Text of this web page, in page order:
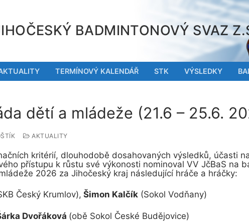
BADMINTONOVÝ SVAZ
TERMÍNOVÝ KALENDÁŘ STK VÝSLEDKY
dětí a mládeže (21.6 – 25.6.
AKTUALITY
kritérií, dlouhodobě dosahovaných výsledků, účasti
přístupu k růstu své výkonosti nominoval VV JčBaS na
2026 za Jihočeský kraj následující hráče a hráčky:
Český Krumlov), Šimon Kalčík (Sokol Vodňany)
Dvořáková (obě Sokol České Budějovice)